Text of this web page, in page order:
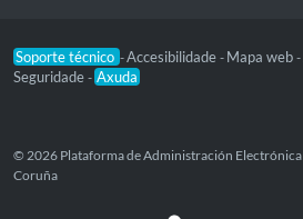
Soporte técnico -Accesibilidade - Mapa web -
Seguridade - Axuda
© 2026 Plataforma de Administración Electrónica
Coruña